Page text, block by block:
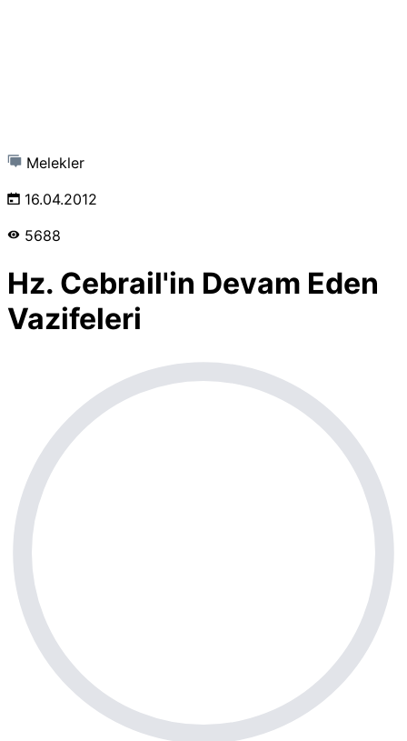
Melekler
16.04.2012
5688
Hz. Cebrail'in Devam Eden
Vazifeleri